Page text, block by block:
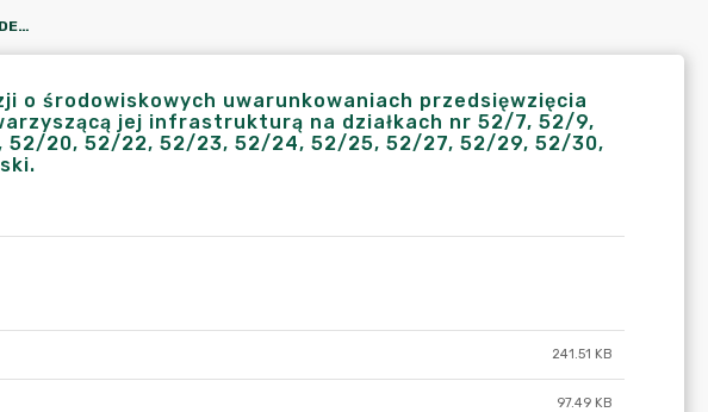
POSTĘPOWANIE W SPRAWIE WYDANIA DECYZJI O ŚRODOWISKOWYCH UWARUNKOWANIACH PRZEDSIĘWZIĘCIA PN. ZABUDOWA MIESZKANIOWA WRAZ Z TOWARZYSZĄCĄ JEJ INFRASTRUKTURĄ NA DZIAŁKACH NR 52/7, 52/9, 52/10, 52/11, 52/12, 52/13, 52/15, 52/18, 52/20, 52/22, 52/23, 52/24, 52/25, 52/27, 52/29, 52/30, OBRĘB DOLNIK, GM. KRAJENKA, POW. ZŁOTOWSKI.
o środowiskowych uwarunkowaniach przedsięwzięcia
jej infrastrukturą na działkach nr 52/7, 52/9,
52/20, 52/22, 52/23, 52/24, 52/25, 52/27, 52/29, 52/30,
241.51 KB
97.49 KB